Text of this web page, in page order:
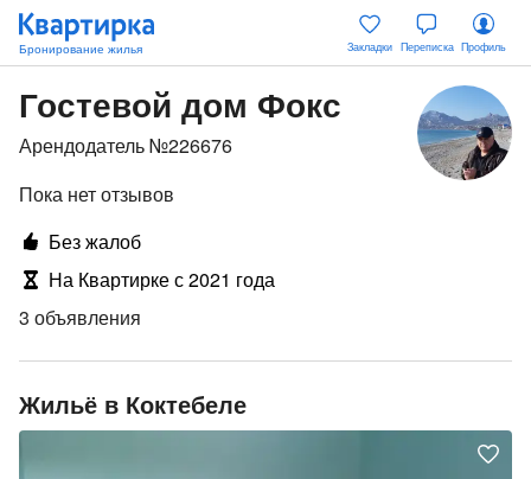
Закладки Переписка Профиль
Гостевой дом Фокс
Арендодатель №226676
Пока нет отзывов
Без жалоб
На Квартирке с 2021 года
3 объявления
Жильё в Коктебеле